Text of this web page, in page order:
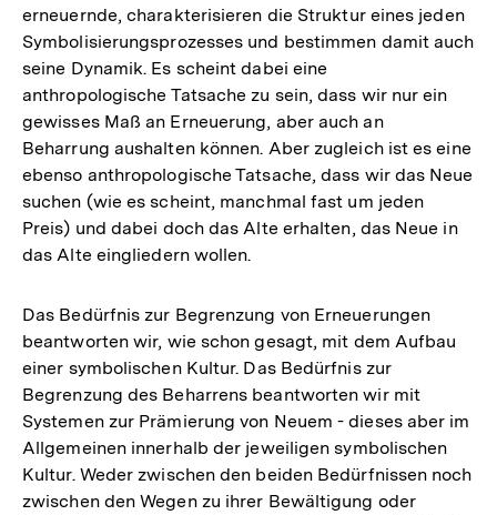
erneuernde, charakterisieren die Struktur eines jeden
Symbolisierungsprozesses und bestimmen damit auch
seine Dynamik. Es scheint dabei eine
anthropologische Tatsache zu sein, dass wir nur ein
gewisses Maß an Erneuerung, aber auch an
Beharrung aushalten können. Aber zugleich ist es eine
ebenso anthropologische Tatsache, dass wir das Neue
suchen (wie es scheint, manchmal fast um jeden
Preis) und dabei doch das Alte erhalten, das Neue in
das Alte eingliedern wollen.
Das Bedürfnis zur Begrenzung von Erneuerungen
beantworten wir, wie schon gesagt, mit dem Aufbau
einer symbolischen Kultur. Das Bedürfnis zur
Begrenzung des Beharrens beantworten wir mit
Systemen zur Prämierung von Neuem - dieses aber im
Allgemeinen innerhalb der jeweiligen symbolischen
Kultur. Weder zwischen den beiden Bedürfnissen noch
zwischen den Wegen zu ihrer Bewältigung oder